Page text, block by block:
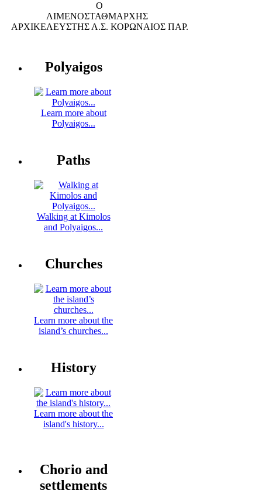
Ο
ΛΙΜΕΝΟΣΤΑΘΜΑΡΧΗΣ
ΑΡΧΙΚΕΛΕΥΣΤΗΣ Λ.Σ. ΚΟΡΩΝΑΙΟΣ ΠΑΡ.
Polyaigos
Learn more about
Polyaigos...
Paths
Walking at Kimolos
and Polyaigos...
Churches
Learn more about the
island’s churches...
History
Learn more about the
island's history...
Chorio and
settlements